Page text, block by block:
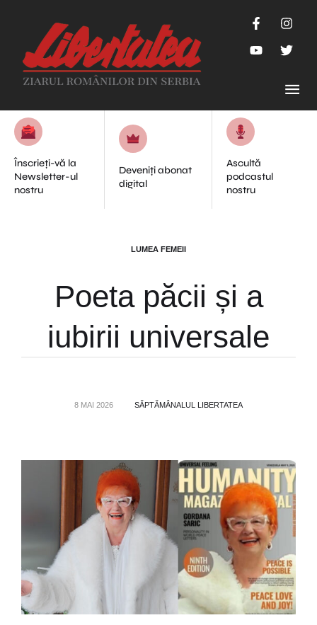
Înscrieți-vă la
Newsletter-ul
nostru
Deveniți abonat
digital
Ascultă
podcastul
nostru
LUMEA FEMEII
Poeta păcii și a
iubirii universale
8 MAI 2026 SĂPTĂMÂNALUL LIBERTATEA